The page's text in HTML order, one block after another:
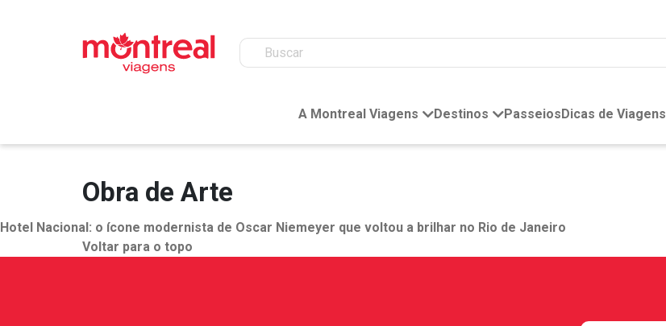
A Montreal Viagens Destinos Passeios Dicas de Viagens
Obra de Arte
Hotel Nacional: o ícone modernista de Oscar Niemeyer que voltou a brilhar no Rio de Janeiro
Voltar para o topo